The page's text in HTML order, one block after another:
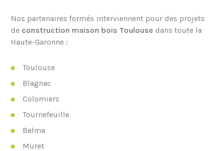
Nos partenaires formés interviennent pour des projets
de construction maison bois Toulouse dans toute la
Haute-Garonne :
Toulouse
Blagnac
Colomiers
Tournefeuille
Balma
Muret